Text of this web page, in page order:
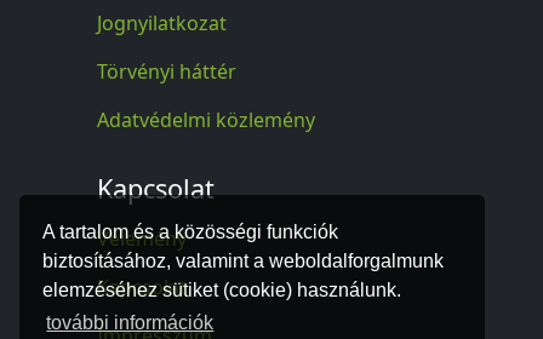
A tartalom és a közösségi funkciók
biztosításához, valamint a weboldalforgalmunk
elemzéséhez sütiket (cookie) használunk.
további információk
Jognyilatkozat
Törvényi háttér
Adatvédelmi közlemény
Kapcsolat
Vélemény
Kapcsolat